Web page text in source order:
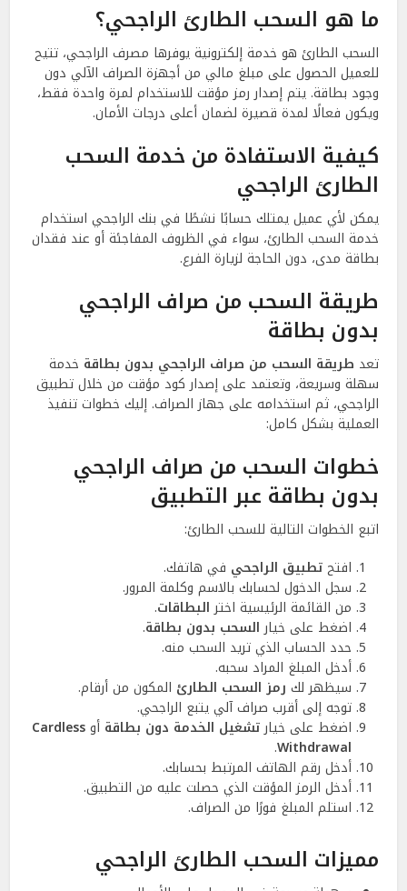
ما هو السحب الطارئ الراجحي؟
السحب الطارئ هو خدمة إلكترونية يوفرها مصرف الراجحي، تتيح
للعميل الحصول على مبلغ مالي من أجهزة الصراف الآلي دون
وجود بطاقة. يتم إصدار رمز مؤقت للاستخدام لمرة واحدة فقط،
ويكون فعالًا لمدة قصيرة لضمان أعلى درجات الأمان.
كيفية الاستفادة من خدمة السحب
الطارئ الراجحي
يمكن لأي عميل يمتلك حسابًا نشطًا في بنك الراجحي استخدام
خدمة السحب الطارئ، سواء في الظروف المفاجئة أو عند فقدان
بطاقة مدى، دون الحاجة لزيارة الفرع.
طريقة السحب من صراف الراجحي
بدون بطاقة
تعد طريقة السحب من صراف الراجحي بدون بطاقة خدمة
سهلة وسريعة، وتعتمد على إصدار كود مؤقت من خلال تطبيق
الراجحي، ثم استخدامه على جهاز الصراف. إليك خطوات تنفيذ
العملية بشكل كامل:
خطوات السحب من صراف الراجحي
بدون بطاقة عبر التطبيق
اتبع الخطوات التالية للسحب الطارئ:
افتحتطبيق الراجحي في هاتفك.
سجل الدخول لحسابك بالاسم وكلمة المرور.
من القائمة الرئيسية اخترالبطاقات.
اضغط على خيارالسحب بدون بطاقة.
حدد الحساب الذي تريد السحب منه.
أدخل المبلغ المراد سحبه.
سيظهر لك رمز السحب الطارئ المكون من أرقام.
توجه إلى أقرب صراف آلي يتبع الراجحي.
اضغط على خيارتشغيل الخدمة دون بطاقة أوCardless
Withdrawal
.
أدخل رقم الهاتف المرتبط بحسابك.
أدخل الرمز المؤقت الذي حصلت عليه من التطبيق.
استلم المبلغ فورًا من الصراف.
مميزات السحب الطارئ الراجحي